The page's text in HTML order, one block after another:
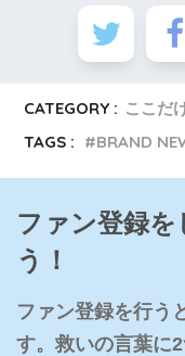
CATEGORY : ここだ
TAGS :
BRAND
ファン登録
う！
ファン登録を行う
す。救いの言葉に